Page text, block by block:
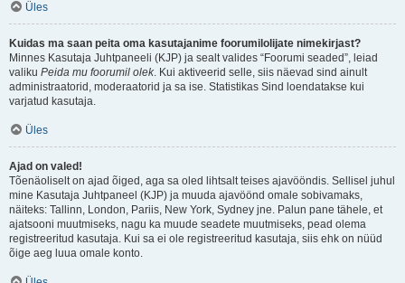
Üles
Kuidas ma saan peita oma kasutajanime foorumilolijate nimekirjast?
Minnes Kasutaja Juhtpaneeli (KJP) ja sealt valides “Foorumi seaded”, leiad
valiku Peida mu foorumil olek. Kui aktiveerid selle, siis näevad sind ainult
administraatorid, moderaatorid ja sa ise. Statistikas Sind loendatakse kui
varjatud kasutaja.
Üles
Ajad on valed!
Tõenäoliselt on ajad õiged, aga sa oled lihtsalt teises ajavööndis. Sellisel juhul
mine Kasutaja Juhtpaneel (KJP) ja muuda ajavöönd omale sobivamaks,
näiteks: Tallinn, London, Pariis, New York, Sydney jne. Palun pane tähele, et
ajatsooni muutmiseks, nagu ka muude seadete muutmiseks, pead olema
registreeritud kasutaja. Kui sa ei ole registreeritud kasutaja, siis ehk on nüüd
õige aeg luua omale konto.